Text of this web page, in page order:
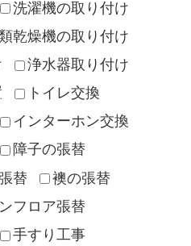
洗濯機の取り付け
乾燥機の取り付け
浄水器取り付け
トイレ交換
インターホン交換
障子の張替
替
襖の張替
フロア張替
手すり工事